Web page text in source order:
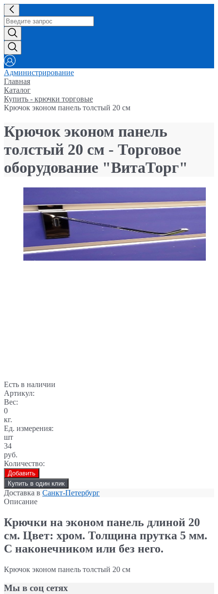
Администрирование
Главная
Каталог
Купить - крючки торговые
Крючок эконом панель толстый 20 см
Крючок эконом панель
толстый 20 см - Торговое
оборудование "ВитаТорг"
Есть в наличии
Артикул:
Вес:
0
кг.
Ед. измерения:
шт
34
руб.
Количество:
Добавить
Купить в один клик
Доставка в Санкт-Петербург
Описание
Крючки на эконом панель длиной 20
см. Цвет: хром. Толщина прутка 5 мм.
С наконечником или без него.
Крючок эконом панель толстый 20 см
Мы в соц сетях